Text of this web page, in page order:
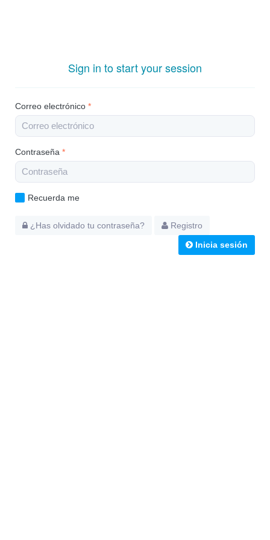
Sign in to start your session
Correo electrónico *
Contraseña *
Recuerda me
¿Has olvidado tu contraseña?
Registro
Inicia sesión